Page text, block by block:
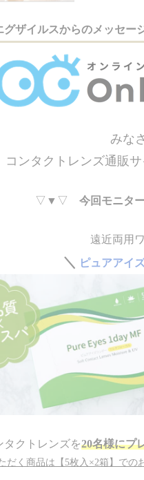
グザイルスからのメッセー
みな
コンタクトレンズ通販
▽▼▽ 今回モニタ
遠近両用
＼ ピュアアイ
タクトレンズを20名様にプ
だく商品は【5枚入×2箱】での